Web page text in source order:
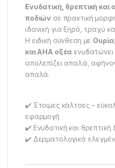
Ενυδατική, θρεπτική
ποδιών σε πρακτική
ιδανική για ξηρό, τραχύ
Η ειδική σύνθεση με
και AHA οξέα
απολεπίζει απαλά,
απαλά.
✔️ Έτοιμες κάλτσες –
εφαρμογή
✔️ Ενυδατική και θρεπτική
✔️ Δερματολογικά